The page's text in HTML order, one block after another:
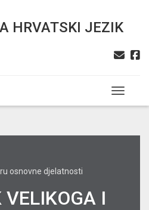
HRVATSKI JEZIK
Toggle
osnovne djelatnosti
VELIKOGA I